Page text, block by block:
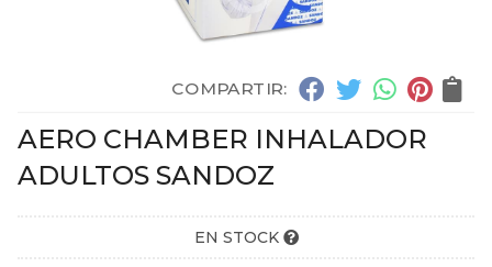
COMPARTIR:
AERO CHAMBER INHALADOR
ADULTOS SANDOZ
EN STOCK